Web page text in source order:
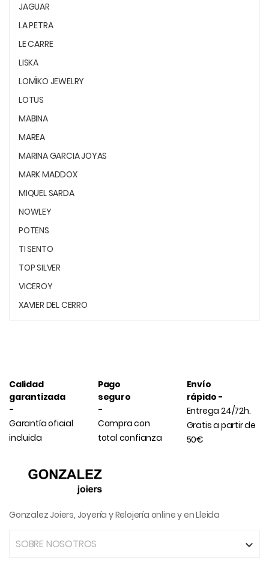
JAGUAR
LA PETRA
LE CARRE
LISKA
LOMÏKO JEWELRY
LOTUS
MABINA
MAREA
MARINA GARCIA JOYAS
MARK MADDOX
MIQUEL SARDA
NOWLEY
POTENS
TI SENTO
TOP SILVER
VICEROY
XAVIER DEL CERRO
Calidad
garantizada
-
Garantía oficial
incluida
Pago
seguro
-
Compra con
total confianza
Envío
rápido -
Entrega 24/72h.
Gratis a partir de
50€
Gonzalez Joiers, Joyería y Relojería online y en Lleida
SOBRE NOSOTROS 